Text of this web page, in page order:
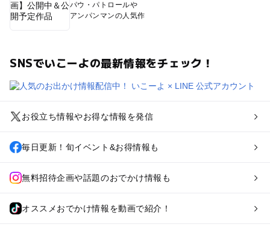
パウ・パトロールや
アンパンマンの人気作
SNSでいこーよの最新情報をチェック！
お役立ち情報やお得な情報を発信
毎日更新！旬イベント&お得情報も
無料招待企画や話題のおでかけ情報も
オススメおでかけ情報を動画で紹介！